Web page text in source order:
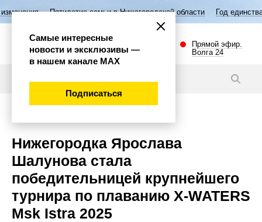
семьи в Нижегородской области Год единства народов России
Прямой эфир.
Волга 24
Нижегородка Ярослава
Шалунова стала
победительницей крупнейшего
турнира по плаванию X-WATERS
Msk Istra 2025
Самые интересные
новости и эксклюзивы —
в нашем канале МАХ
Подписаться